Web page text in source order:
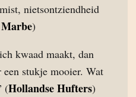
nietsontziendheid
)
kwaad maakt, dan
stukje mooier. Wat
(Hollandse Hufters)